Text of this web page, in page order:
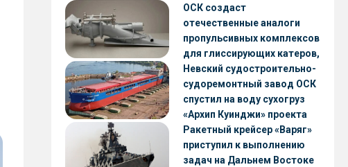
ОСК создаст
отечественные аналоги
пропульсивных комплексов
для глиссирующих катеров,
скоростных судов и судов с
малой осадкой
Невский судостроительно-
судоремонтный завод ОСК
спустил на воду сухогруз
«Архип Куинджи» проекта
RSD59
Ракетный крейсер «Варяг»
приступил к выполнению
задач на Дальнем Востоке